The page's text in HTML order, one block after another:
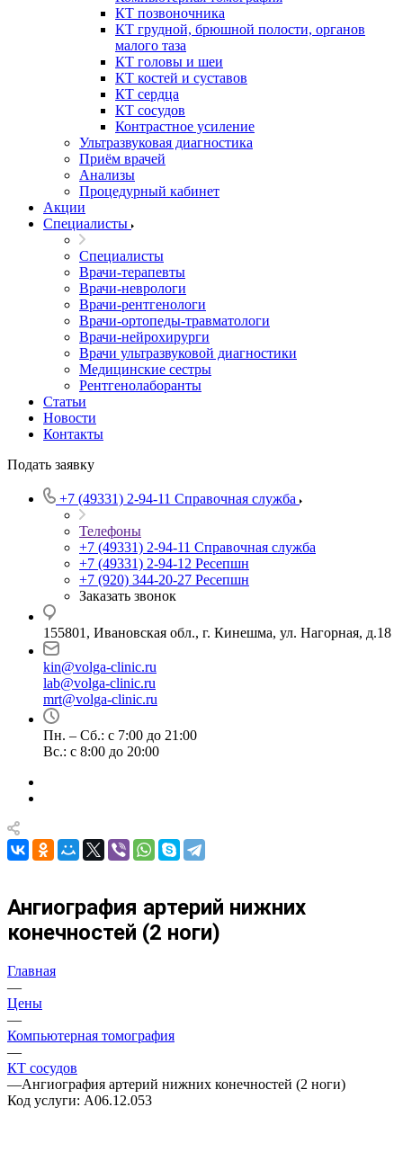
КТ позвоночника
КТ грудной, брюшной полости, органов
малого таза
КТ головы и шеи
КТ костей и суставов
КТ сердца
КТ сосудов
Контрастное усиление
Ультразвуковая диагностика
Приём врачей
Анализы
Процедурный кабинет
Акции
Специалисты
Специалисты
Врачи-терапевты
Врачи-неврологи
Врачи-рентгенологи
Врачи-ортопеды-травматологи
Врачи-нейрохирурги
Врачи ультразвуковой диагностики
Медицинские сестры
Рентгенолаборанты
Статьи
Новости
Контакты
Подать заявку
+7 (49331) 2-94-11 Справочная служба
Телефоны
+7 (49331) 2-94-11 Справочная служба
+7 (49331) 2-94-12 Ресепшн
+7 (920) 344-20-27 Ресепшн
Заказать звонок
155801, Ивановская обл., г. Кинешма, ул. Нагорная, д.18
kin@volga-clinic.ru
lab@volga-clinic.ru
mrt@volga-clinic.ru
Пн. – Сб.: с 7:00 до 21:00
Вс.: с 8:00 до 20:00
Ангиография артерий нижних
конечностей (2 ноги)
Главная
—
Цены
—
Компьютерная томография
—
КТ сосудов
—Ангиография артерий нижних конечностей (2 ноги)
Код услуги: А06.12.053